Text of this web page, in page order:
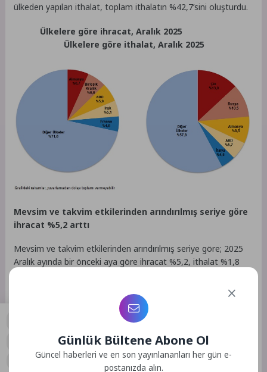
ülkeden yapılan ithalat, toplam ithalatın %42,7’sini oluşturdu.
Ülkelere göre ihracat, Aralık 2025
Ülkelere göre ithalat, Aralık 2025
Mevsim ve takvim etkilerinden arındırılmış seriye göre
ihracat %5,2 arttı
Mevsim ve takvim etkilerinden arındırılmış seriye göre; 2025
Aralık ayında bir önceki aya göre ihracat %5,2, ithalat %1,8
Aralık ayında bir önceki yılın aynı ayına göre ihracat %9,5,
Yüksek teknolojili ürünlerin imalat sanayi ihracatı
içindeki payı %6,3 oldu
Teknoloji yoğunluğuna göre dış ticaret verileri, ISIC Rev.4
Günlük Bültene Abone Ol
Güncel haberleri ve en son yayınlananları her gün e-
postanızda alın.